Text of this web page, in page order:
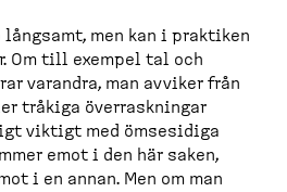
långsamt, men kan i praktiken
Om till exempel tal och
varandra, man avviker från
tråkiga överrask­ningar
viktigt med ömsesidiga
emot i den här saken,
i en annan. Men om man